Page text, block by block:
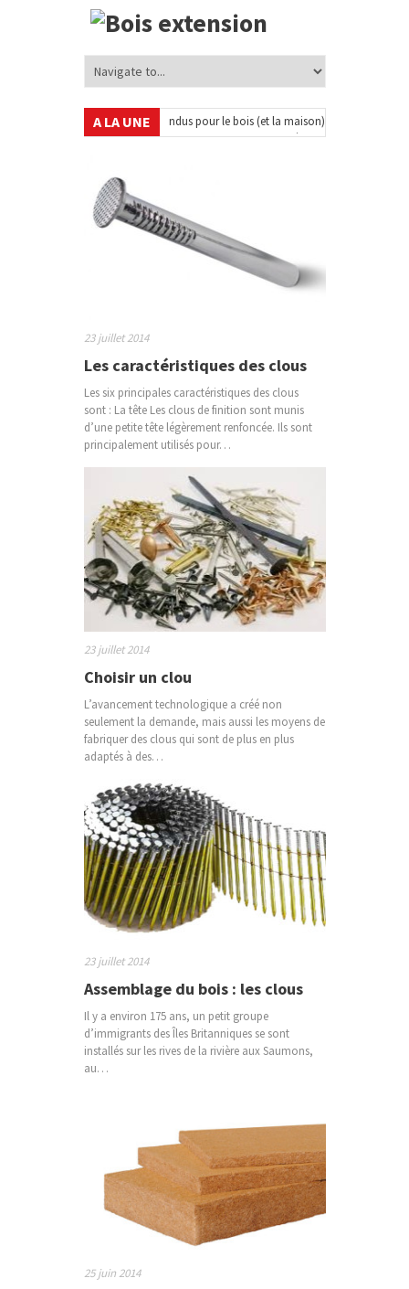
A LA UNE
lin : recettes et usages inattendus pour le bois (et la maison)
pièces rétro (années 50–70) à chiner et comment les intégrer aujourd’hui
23 juillet 2014
Les caractéristiques des clous
Les six principales caractéristiques des clous
sont : La tête Les clous de finition sont munis
d’une petite tête légèrement renfoncée. Ils sont
principalement utilisés pour…
23 juillet 2014
Choisir un clou
L’avancement technologique a créé non
seulement la demande, mais aussi les moyens de
fabriquer des clous qui sont de plus en plus
adaptés à des…
23 juillet 2014
Assemblage du bois : les clous
Il y a environ 175 ans, un petit groupe
d’immigrants des Îles Britanniques se sont
installés sur les rives de la rivière aux Saumons,
au…
25 juin 2014